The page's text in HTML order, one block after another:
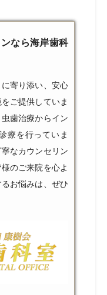
なら海岸歯科
寄り添い、安心
ご提供していま
歯治療からイン
療を行っていま
なカウンセリン
のご来院を心よ
お悩みは、ぜひ